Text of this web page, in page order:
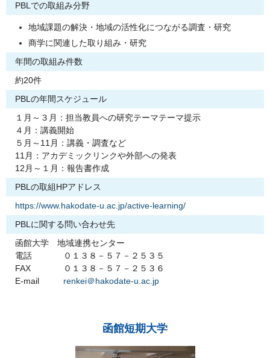
PBLでの取組み分野
地域課題の解決・地域の活性化につながる調査・研究
商学に関連した取り組み・研究
年間の取組み件数
約20件
PBLの年間スケジュール
１月～３月：担当教員への研究テーマテーマ提示
４月：講義開始
５月～11月：講義・調査など
11月：アカデミックリンクや外部への発表
12月～１月：報告書作成
PBLの取組HPアドレス
https://www.hakodate-u.ac.jp/active-learning/
PBLに関する問い合わせ先
函館大学 地域連携センター
電話
０１３８－５７－２５３５
FAX
０１３８－５７－２５３６
E-mail
renkei＠hakodate-u.ac.jp
函館短期大学